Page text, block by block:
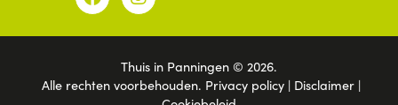
Thuis in Panningen © 2026.
Alle rechten voorbehouden. Privacy policy| Disclaimer|